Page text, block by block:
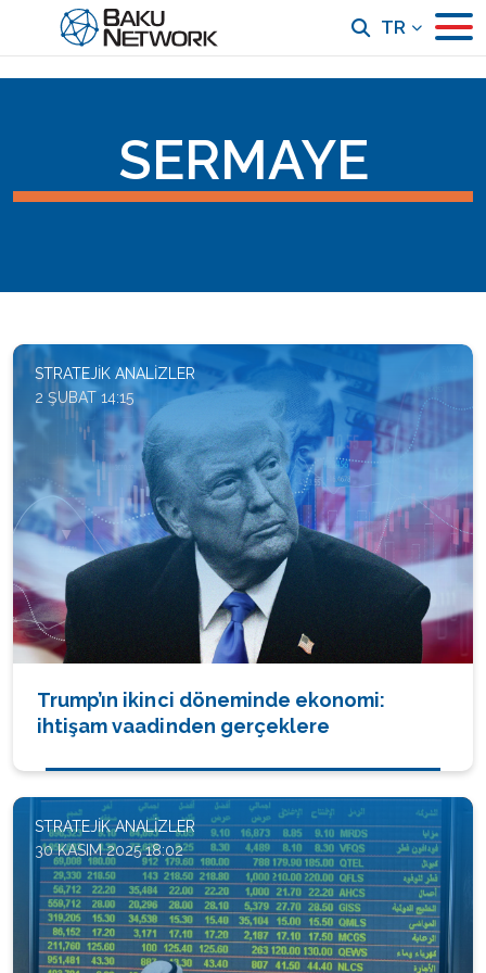
TR
SERMAYE
STRATEJIK ANALIZLER
2 ŞUBAT 14:15
Trump’ın ikinci döneminde ekonomi:
ihtişam vaadinden gerçeklere
STRATEJIK ANALIZLER
30 KASIM 2025 18:02